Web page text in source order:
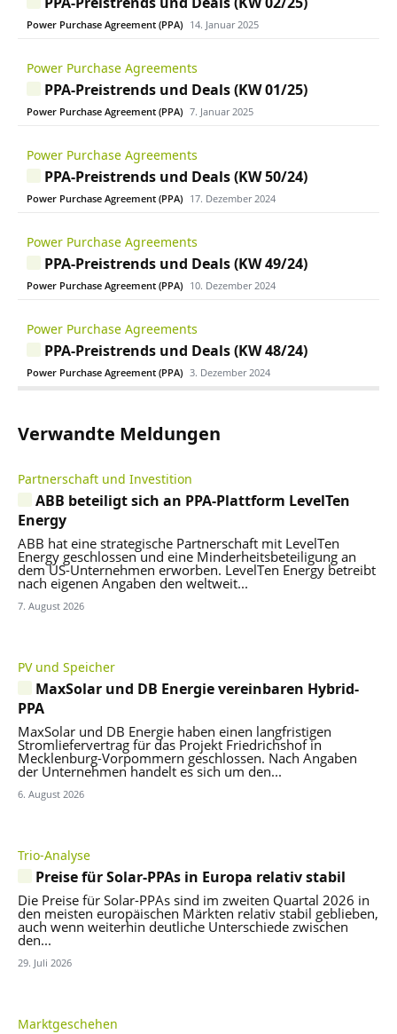
Power Purchase Agreement (PPA) 14. Januar 2025
Power Purchase Agreements
PPA-Preistrends und Deals (KW 01/25)
Power Purchase Agreement (PPA) 7. Januar 2025
Power Purchase Agreements
PPA-Preistrends und Deals (KW 50/24)
Power Purchase Agreement (PPA) 17. Dezember 2024
Power Purchase Agreements
PPA-Preistrends und Deals (KW 49/24)
Power Purchase Agreement (PPA) 10. Dezember 2024
Power Purchase Agreements
PPA-Preistrends und Deals (KW 48/24)
Power Purchase Agreement (PPA) 3. Dezember 2024
Verwandte Meldungen
Partnerschaft und Investition
ABB beteiligt sich an PPA-Plattform LevelTen
Energy
ABB hat eine strategische Partnerschaft mit LevelTen
Energy geschlossen und eine Minderheitsbeteiligung an
dem US-Unternehmen erworben. LevelTen Energy betreibt
nach eigenen Angaben den weltweit...
7. August 2026
PV und Speicher
MaxSolar und DB Energie vereinbaren Hybrid-
PPA
MaxSolar und DB Energie haben einen langfristigen
Stromliefervertrag für das Projekt Friedrichshof in
Mecklenburg-Vorpommern geschlossen. Nach Angaben
der Unternehmen handelt es sich um den...
6. August 2026
Trio-Analyse
Preise für Solar-PPAs in Europa relativ stabil
Die Preise für Solar-PPAs sind im zweiten Quartal 2026 in
den meisten europäischen Märkten relativ stabil geblieben,
auch wenn weiterhin deutliche Unterschiede zwischen
den...
29. Juli 2026
Marktgeschehen